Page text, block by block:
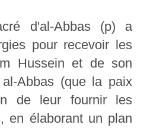
d'al-Abbas (p) a
pour recevoir les
Hussein et de son
Abbas (que la paix
de leur fournir les
en élaborant un plan